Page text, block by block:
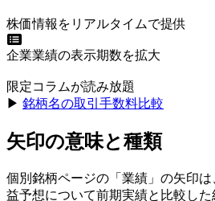
株価情報をリアルタイムで提供
企業業績の表示期数を拡大
限定コラムが読み放題
▶︎ 銘柄名の取引手数料比較
矢印の意味と種類
個別銘柄ページの「業績」の矢印
益予想について前期実績と比較し